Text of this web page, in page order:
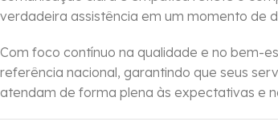
verdadeira assistência em um momento de
Com foco contínuo na qualidade e no bem-
referência nacional, garantindo que seus
atendam de forma plena às expectativas e